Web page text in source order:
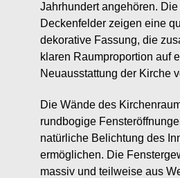
Jahrhundert angehören.
Deckenfelder zeigen eine
dekorative Fassung, die
klaren Raumproportion auf
Neuausstattung der Kirche
Die Wände des
rundbogige
natürliche Belichtung des
ermöglichen. Die
massiv und teilweise aus